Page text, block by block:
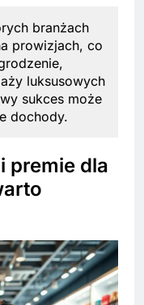
branżach
prowizjach, co
luksusowych
sukces może
dochody.
premie dla